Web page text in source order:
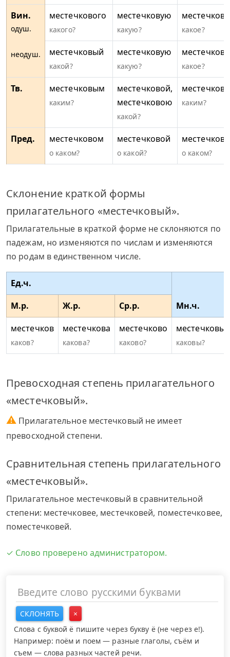
Вин.
одуш.
неодуш.
местечкового
какого?
местечковую
какую? какое?
местечковый
какой?
местечковую
какую? какое?
Тв. местечковым
каким?
местечковой,
местечковою
какой?
каким?
Пред. местечковом
о каком?
местечковой
о какой? о каком?
Склонение краткой формы
прилагательного «местечковый».
Прилагательные в краткой форме не склоняются по
падежам, но изменяются по числам и изменяются
по родам в единственном числе.
Ед.ч.
Мн.ч.
М.р. Ж.р.
Ср.р.
местечков
каков?
местечкова
какова?
местечково
каково?
местечковы
каковы?
Превосходная степень прилагательного
«местечковый».
⚠ Прилагательное местечковый не имеет
превосходной степени.
Сравнительная степень прилагательного
«местечковый».
Прилагательное местечковый в сравнительной
степени: местечковее, местечковей, поместечковее,
поместечковей.
✓ Слово проверено администратором.
СКЛОНЯТЬ
×
Слова с буквой ё пишите через букву ё (не через е!).
Например: поём и поем — разные глаголы, съём и
съем — слова разных частей речи.